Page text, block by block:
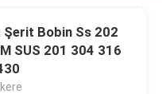
Şerit Bobin Ss 202
SUS 201 304 316